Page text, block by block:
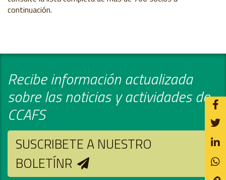
continuación.
Recibe información actualizada
sobre las noticias y actividades de
CCAFS
SUSCRIBETE A NUESTRO
BOLETÍNR